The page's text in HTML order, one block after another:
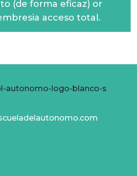
(de forma eficaz) or
acceso total .